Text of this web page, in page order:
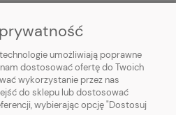
modelami Schleich, Bburago, Siku,
Baby Annabell, Top Model oraz
umożliwiają poprawne
dostosować ofertę do Twoich
wykorzystanie przez nas
do sklepu lub dostosować
wybierając opcję "Dostosuj